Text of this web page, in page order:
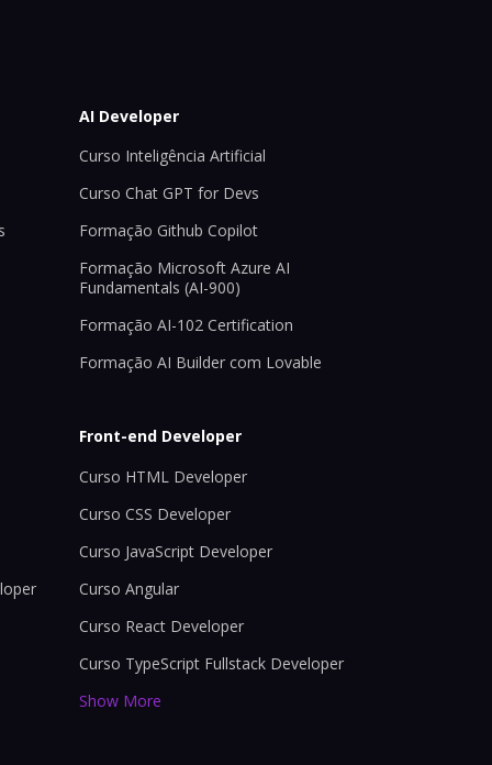
AI Developer
Curso Inteligência Artificial
Curso Chat GPT for Devs
Formação Github Copilot
Formação Microsoft Azure AI
Fundamentals (AI-900)
Formação AI-102 Certification
Formação AI Builder com Lovable
Front-end Developer
Curso HTML Developer
Curso CSS Developer
Curso JavaScript Developer
Curso Angular
Curso React Developer
Curso TypeScript Fullstack Developer
Show More